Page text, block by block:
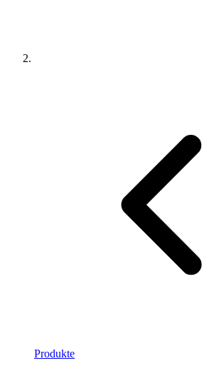
Produkte